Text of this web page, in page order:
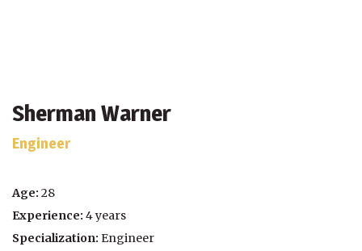
Sherman Warner
Engineer
Age: 28
Experience: 4 years
Specialization: Engineer